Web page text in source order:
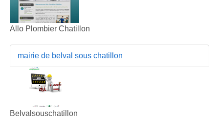
Allo Plombier Chatillon
mairie de belval sous chatillon
Belvalsouschatillon